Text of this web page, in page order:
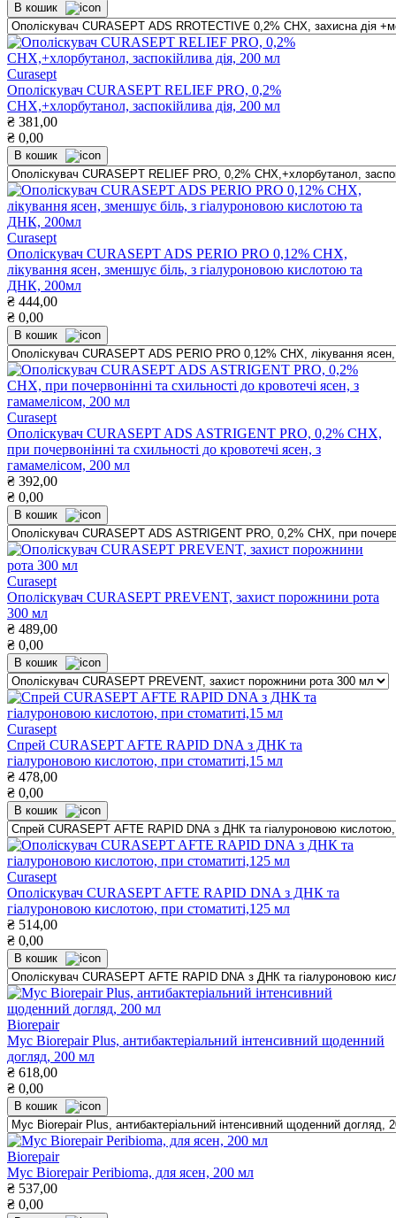
В кошик
Curasept
Ополіскувач CURASEPT RELIEF PRO, 0,2%
СНХ,+хлорбутанол, заспокійлива дія, 200 мл
₴ 381,00
₴ 0,00
В кошик
Curasept
Ополіскувач CURASEPT ADS PERIO PRO 0,12% СНХ,
лікування ясен, зменшує біль, з гіалуроновою кислотою та
ДНК, 200мл
₴ 444,00
₴ 0,00
В кошик
Curasept
Ополіскувач CURASEPT ADS ASTRIGENT PRO, 0,2% СНХ,
при почервонінні та схильності до кровотечі ясен, з
гамамелісом, 200 мл
₴ 392,00
₴ 0,00
В кошик
Curasept
Ополіскувач CURASEPT PREVENT, захист порожнини рота
300 мл
₴ 489,00
₴ 0,00
В кошик
Curasept
Спрей CURASEPT AFTE RAPID DNA з ДНК та
гіалуроновою кислотою, при стоматиті,15 мл
₴ 478,00
₴ 0,00
В кошик
Curasept
Ополіскувач CURASEPT AFTE RAPID DNA з ДНК та
гіалуроновою кислотою, при стоматиті,125 мл
₴ 514,00
₴ 0,00
В кошик
Biorepair
Мус Biorepair Plus, антибактеріальний інтенсивний щоденний
догляд, 200 мл
₴ 618,00
₴ 0,00
В кошик
Biorepair
Мус Biorepair Peribioma, для ясен, 200 мл
₴ 537,00
₴ 0,00